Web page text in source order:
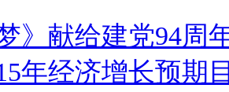
》献给建党94周
年经济增长预期